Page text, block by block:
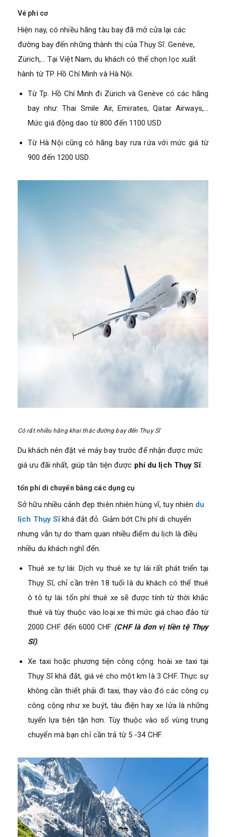
Vé phi cơ
Hiện nay, có nhiều hãng tàu bay đã mở cửa lại các
đường bay đến những thành thị của Thụy Sĩ: Genève,
Zürich,… Tại Việt Nam, du khách có thể chọn lọc xuất
hành từ TP. Hồ Chí Minh và Hà Nội.
Từ Tp. Hồ Chí Minh đi Zürich và Genève có các hãng
bay như: Thai Smile Air, Emirates, Qatar Airways,…
Mức giá động dao từ 800 đến 1100 USD
Từ Hà Nội cũng có hãng bay rưa rứa với mức giá từ
900 đến 1200 USD.
Có rất nhiều hãng khai thác đường bay đến Thụy Sĩ
Du khách nên đặt vé máy bay trước để nhận được mức
giá ưu đãi nhất, giúp tằn tiện được phí du lịch Thụy Sĩ.
tổn phí di chuyển bằng các dụng cụ
Sở hữu nhiều cảnh đẹp thiên nhiên hùng vĩ, tuy nhiên du
lịch Thụy Sĩ khá đắt đỏ. Giảm bớt Chi phí di chuyển
nhưng vẫn tự do tham quan nhiều điểm du lịch là điều
nhiều du khách nghĩ đến.
Thuê xe tự lái: Dịch vụ thuê xe tự lái rất phát triển tại
Thụy Sĩ, chỉ cần trên 18 tuổi là du khách có thể thuê
ô tô tự lái. tổn phí thuê xe sẽ được tính từ thời khắc
thuê và tùy thuộc vào loại xe thì mức giá chao đảo từ
2000 CHF đến 6000 CHF (CHF là đơn vị tiền tệ Thụy
Sĩ).
Xe taxi hoặc phương tiện công cộng: hoài xe taxi tại
Thụy Sĩ khá đắt, giá vé cho một km là 3 CHF. Thực sự
không cần thiết phải đi taxi, thay vào đó các công cụ
công cộng như xe buýt, tàu điện hay xe lửa là những
tuyển lựa tiện tặn hơn. Tùy thuộc vào số vùng trung
chuyển mà bạn chỉ cần trả từ 5 -34 CHF.